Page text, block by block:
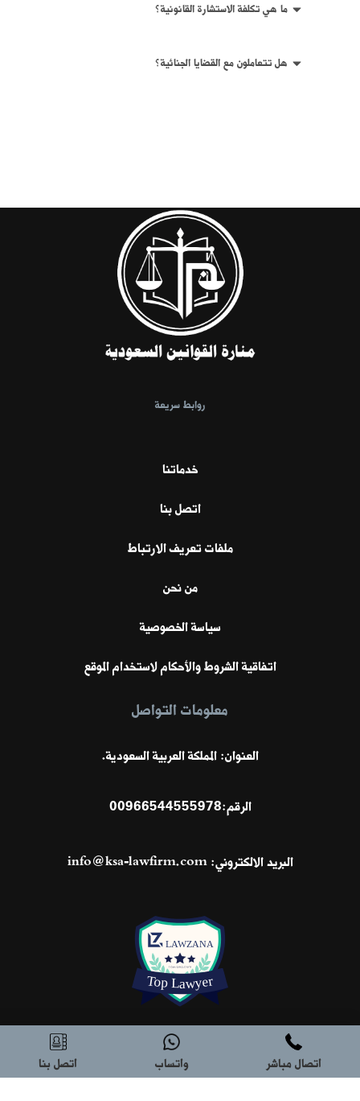
ما هي تكلفة الاستشارة القانونية؟
هل تتعاملون مع القضايا الجنائية؟
روابط سريعة
خدماتنا
اتصل بنا
ملفات تعريف الارتباط
من نحن
سياسة الخصوصية
اتفاقية الشروط والأحكام لاستخدام الموقع
معلومات التواصل
العنوان: المملكة العربية السعودية.
الرقم:00966544555978
البريد الالكتروني:info@ksa-lawfirm.com
اتصال مباشر واتساب اتصل بنا